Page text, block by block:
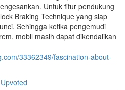
Untuk fitur pendukung
Braking Technique yang siap
Sehingga ketika pengemudi
mobil masih dapat dikendalikan
33362349/fascination-about-